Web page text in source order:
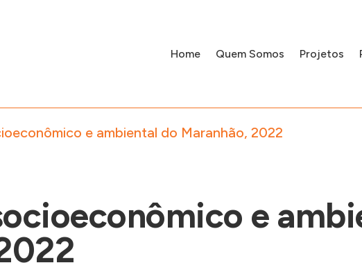
Home Quem Somos Projetos
e ambiental do Maranhão, 2022
e